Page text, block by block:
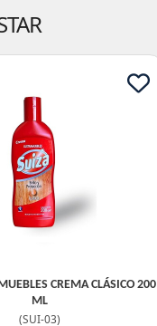
CREMA CLÁSICO 200
ML
(SUI-03)